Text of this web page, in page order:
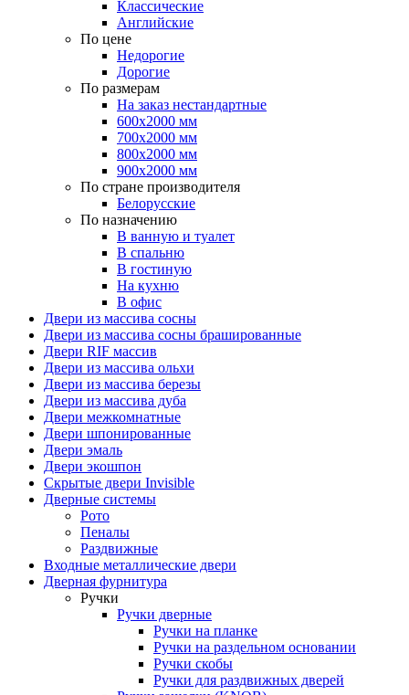
Классические
Английские
По цене
Недорогие
Дорогие
По размерам
На заказ нестандартные
600х2000 мм
700х2000 мм
800х2000 мм
900х2000 мм
По стране производителя
Белорусские
По назначению
В ванную и туалет
В спальню
В гостиную
На кухню
В офис
Двери из массива сосны
Двери из массива сосны брашированные
Двери RIF массив
Двери из массива ольхи
Двери из массива березы
Двери из массива дуба
Двери межкомнатные
Двери шпонированные
Двери эмаль
Двери экошпон
Скрытые двери Invisible
Дверные системы
Рото
Пеналы
Раздвижные
Входные металлические двери
Дверная фурнитура
Ручки
Ручки дверные
Ручки на планке
Ручки на раздельном основании
Ручки скобы
Ручки для раздвижных дверей